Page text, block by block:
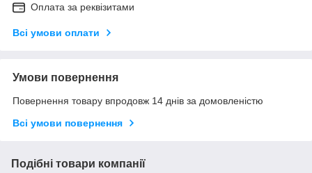
Оплата за реквізитами
Всі умови оплати
Умови повернення
Повернення товару впродовж 14 днів за домовленістю
Всі умови повернення
Подібні товари компанії